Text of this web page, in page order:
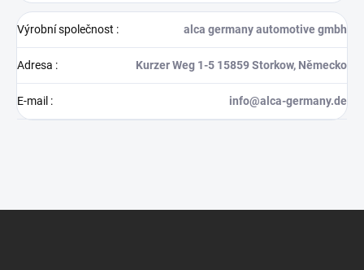
Výrobní společnost : alca germany automotive gmbh
Adresa : Kurzer Weg 1-5 15859 Storkow, Německo
E-mail : info@alca-germany.de